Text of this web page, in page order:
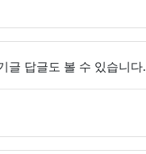
글 답글도 볼 수 있습니다.